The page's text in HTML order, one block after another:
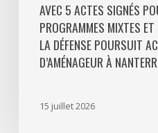
Défense
poursuit
activement
AVEC 5 ACTES SIGNÉS
PROGRAMMES MIXTES
LA DÉFENSE POURSUIT
D’AMÉNAGEUR À
15 juillet 2026